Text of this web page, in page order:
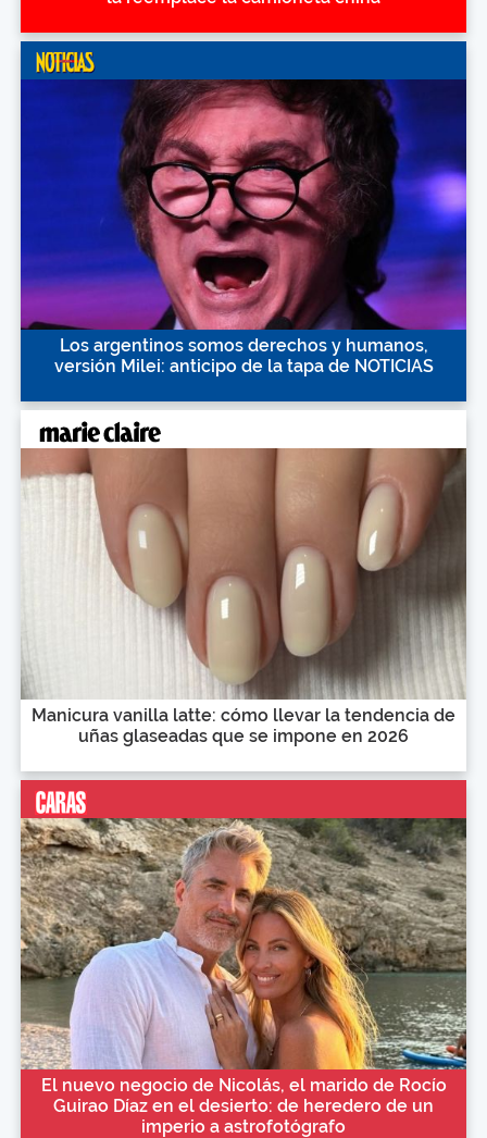
Los argentinos somos derechos y humanos,
versión Milei: anticipo de la tapa de NOTICIAS
Manicura vanilla latte: cómo llevar la tendencia de
uñas glaseadas que se impone en 2026
El nuevo negocio de Nicolás, el marido de Rocío
Guirao Díaz en el desierto: de heredero de un
imperio a astrofotógrafo